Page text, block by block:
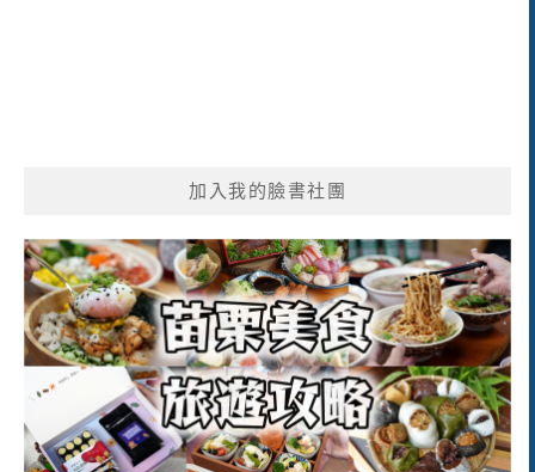
加入我的臉書社團